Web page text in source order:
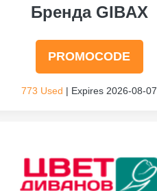
Бренда GIBAX
PROMOCODE
773 Used | Expires 2026-08-07